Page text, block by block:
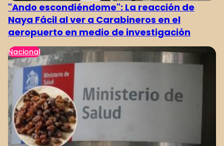
"Ando escondiéndome": La reacción de
Naya Fácil al ver a Carabineros en el
aeropuerto en medio de investigación
Nacional